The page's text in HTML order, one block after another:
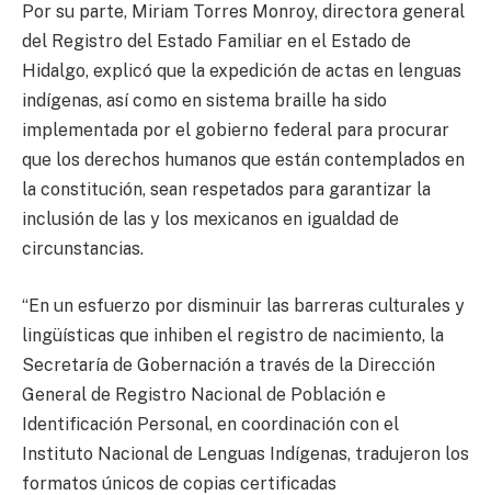
Por su parte, Miriam Torres Monroy, directora general
del Registro del Estado Familiar en el Estado de
Hidalgo, explicó que la expedición de actas en lenguas
indígenas, así como en sistema braille ha sido
implementada por el gobierno federal para procurar
que los derechos humanos que están contemplados en
la constitución, sean respetados para garantizar la
inclusión de las y los mexicanos en igualdad de
circunstancias.
“En un esfuerzo por disminuir las barreras culturales y
lingüísticas que inhiben el registro de nacimiento, la
Secretaría de Gobernación a través de la Dirección
General de Registro Nacional de Población e
Identificación Personal, en coordinación con el
Instituto Nacional de Lenguas Indígenas, tradujeron los
formatos únicos de copias certificadas